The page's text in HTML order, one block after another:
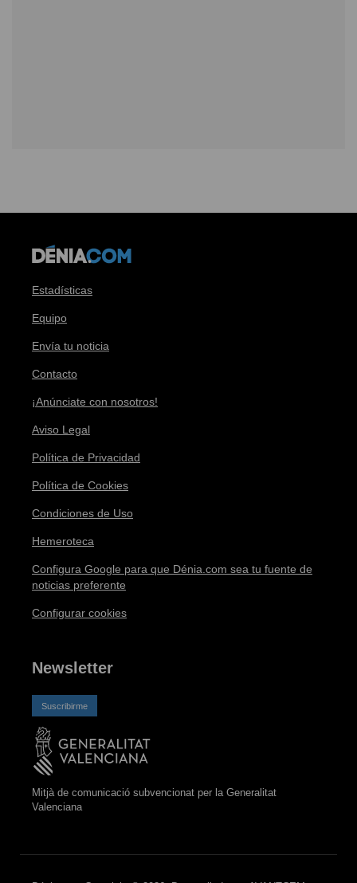
Estadísticas
Equipo
Envía tu noticia
Contacto
¡Anúnciate con nosotros!
Aviso Legal
Política de Privacidad
Política de Cookies
Condiciones de Uso
Hemeroteca
Configura Google para que Dénia.com sea tu fuente de
noticias preferente
Configurar cookies
Newsletter
Suscribirme
Mitjà de comunicació subvencionat per la Generalitat
Valenciana